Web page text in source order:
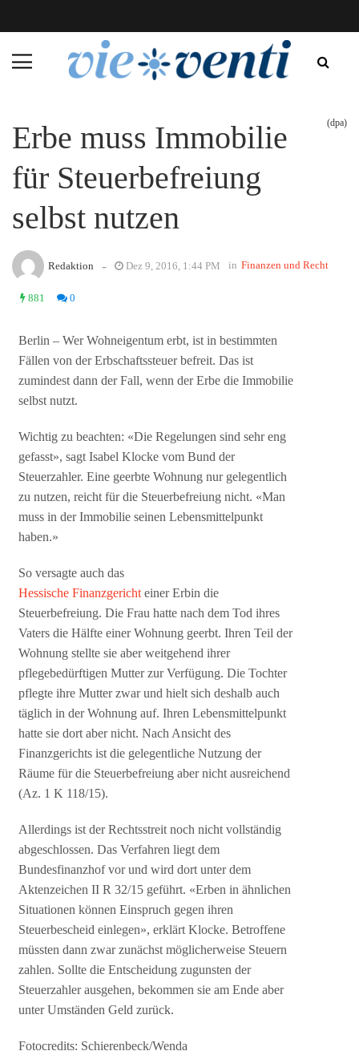
Erbe muss Immobilie
für Steuerbefreiung
selbst nutzen
(dpa)
Redaktion - Dez 9, 2016, 1:44 PM in Finanzen und Recht
881 0
Berlin – Wer Wohneigentum erbt, ist in bestimmten
Fällen von der Erbschaftssteuer befreit. Das ist
zumindest dann der Fall, wenn der Erbe die Immobilie
selbst nutzt.
Wichtig zu beachten: «Die Regelungen sind sehr eng
gefasst», sagt Isabel Klocke vom Bund der
Steuerzahler. Eine geerbte Wohnung nur gelegentlich
zu nutzen, reicht für die Steuerbefreiung nicht. «Man
muss in der Immobilie seinen Lebensmittelpunkt
haben.»
So versagte auch das
Hessische Finanzgericht einer Erbin die
Steuerbefreiung. Die Frau hatte nach dem Tod ihres
Vaters die Hälfte einer Wohnung geerbt. Ihren Teil der
Wohnung stellte sie aber weitgehend ihrer
pflegebedürftigen Mutter zur Verfügung. Die Tochter
pflegte ihre Mutter zwar und hielt sich deshalb auch
täglich in der Wohnung auf. Ihren Lebensmittelpunkt
hatte sie dort aber nicht. Nach Ansicht des
Finanzgerichts ist die gelegentliche Nutzung der
Räume für die Steuerbefreiung aber nicht ausreichend
(Az. 1 K 118/15).
Allerdings ist der Rechtsstreit noch nicht vollständig
abgeschlossen. Das Verfahren liegt dem
Bundesfinanzhof vor und wird dort unter dem
Aktenzeichen II R 32/15 geführt. «Erben in ähnlichen
Situationen können Einspruch gegen ihren
Steuerbescheid einlegen», erklärt Klocke. Betroffene
müssten dann zwar zunächst möglicherweise Steuern
zahlen. Sollte die Entscheidung zugunsten der
Steuerzahler ausgehen, bekommen sie am Ende aber
unter Umständen Geld zurück.
Fotocredits: Schierenbeck/Wenda